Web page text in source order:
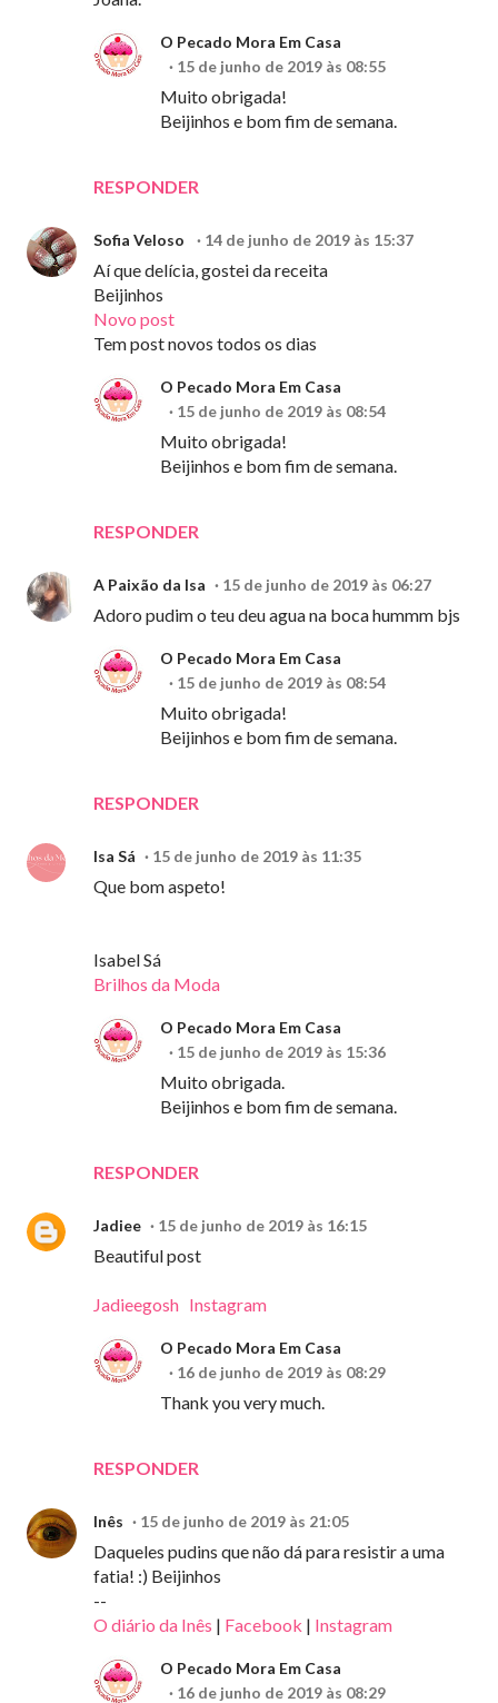
RESPONDER
O Pecado Mora Em Casa
15 de junho de 2019 às 08:55
Muito obrigada!
Beijinhos e bom fim de semana.
Sofia Veloso 14 de junho de 2019 às 15:37
Aí que delícia, gostei da receita
Beijinhos
Novo post
Tem post novos todos os dias
RESPONDER
O Pecado Mora Em Casa
15 de junho de 2019 às 08:54
Muito obrigada!
Beijinhos e bom fim de semana.
A Paixão da Isa 15 de junho de 2019 às 06:27
Adoro pudim o teu deu agua na boca hummm bjs
RESPONDER
O Pecado Mora Em Casa
15 de junho de 2019 às 08:54
Muito obrigada!
Beijinhos e bom fim de semana.
Isa Sá 15 de junho de 2019 às 11:35
Que bom aspeto!
Isabel Sá
Brilhos da Moda
RESPONDER
O Pecado Mora Em Casa
15 de junho de 2019 às 15:36
Muito obrigada.
Beijinhos e bom fim de semana.
Jadiee 15 de junho de 2019 às 16:15
Beautiful post
Jadieegosh Instagram
RESPONDER
O Pecado Mora Em Casa
16 de junho de 2019 às 08:29
Thank you very much.
Inês 15 de junho de 2019 às 21:05
Daqueles pudins que não dá para resistir a uma
fatia! :) Beijinhos
--
O diário da Inês | Facebook | Instagram
O Pecado Mora Em Casa
16 de junho de 2019 às 08:29